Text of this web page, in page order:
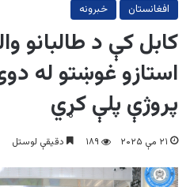
افغانستان خبرونه
کابل کې د طالبانو
استازو غوښتو له
پروژې پلې کړي
۲۱ مې ۲۰۲۵ ۱۸۹ دقیقې لوستل